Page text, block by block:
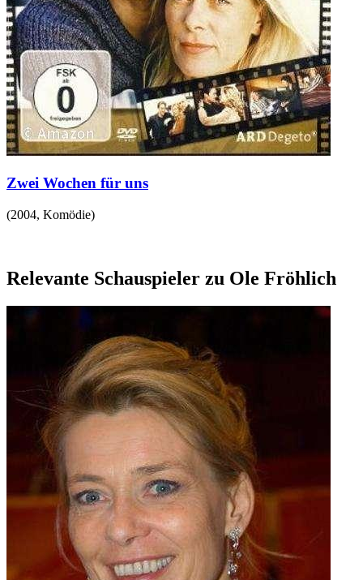
Zwei Wochen für uns
(2004, Komödie)
Relevante Schauspieler zu Ole Fröhlich